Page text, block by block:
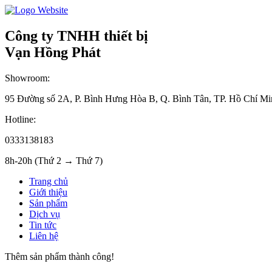
Công ty TNHH thiết bị
Vạn Hồng Phát
Showroom:
95 Đường số 2A, P. Bình Hưng Hòa B, Q. Bình Tân, TP. Hồ Chí
Hotline:
0333138183
8h-20h (Thứ 2 → Thứ 7)
Trang chủ
Giới thiệu
Sản phẩm
Dịch vụ
Tin tức
Liên hệ
Thêm sản phẩm thành công!